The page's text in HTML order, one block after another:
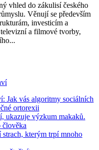
vhled do zákulisí českého
Věnují se především
investicím a
a filmové tvorby,
Jak vás algoritmy sociálních
ortorexii
ukazuje výzkum makaků.
člověka
kterým trpí mnoho